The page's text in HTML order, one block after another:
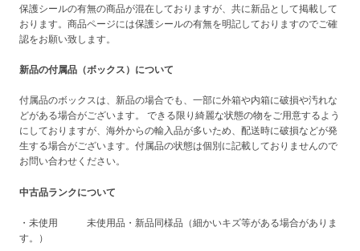
保護シールの有無の商品が混在しておりますが、共に新品として掲載して
おります。商品ページには保護シールの有無を明記しておりますのでご確
認をお願い致します。
新品の付属品（ボックス）について
付属品のボックスは、新品の場合でも、一部に外箱や内箱に破損や汚れな
どがある場合がございます。 できる限り綺麗な状態の物をご用意するよう
にしておりますが、海外からの輸入品が多いため、配送時に破損などが発
生する場合がございます。付属品の状態は個別に記載しておりませんので
お問い合わせください。
中古品ランクについて
・未使用 未使用品・新品同様品（細かいキズ等がある場合がありま
す。）